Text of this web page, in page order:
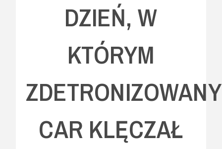
DZIEŃ, W
KTÓRYM
ZDETRONIZOWANY
CAR KLĘCZAŁ